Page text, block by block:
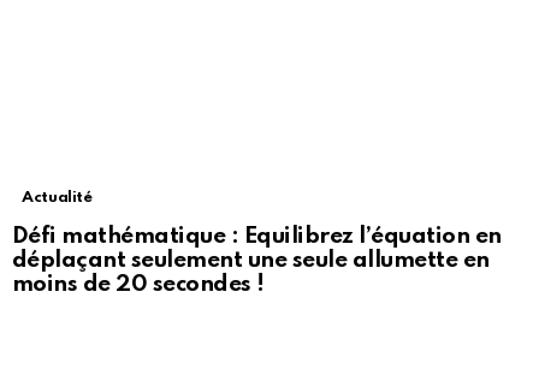
Actualité
Défi mathématique : Equilibrez l’équation en
déplaçant seulement une seule allumette en
moins de 20 secondes !